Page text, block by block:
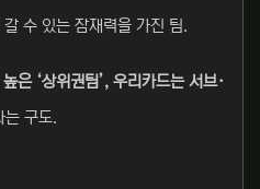
수 있는 잠재력을 가진 팀.
은 ‘상위권팀’, 우리카드는 서브·
는 구도.